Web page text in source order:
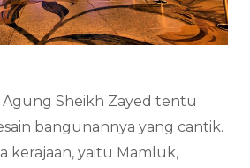
Agung Sheikh Zayed tentu
bangunannya yang cantik.
kerajaan, yaitu Mamluk,